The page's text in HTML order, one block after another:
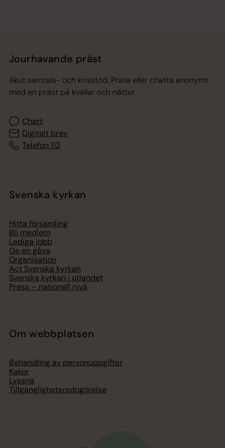
Jourhavande präst
Akut samtals- och krisstöd. Prata eller chatta anonymt
med en präst på kvällar och nätter.
Chatt
Digitalt brev
Telefon 112
Svenska kyrkan
Hitta församling
Bli medlem
Lediga jobb
Ge en gåva
Organisation
Act Svenska kyrkan
Svenska kyrkan i utlandet
Press – nationell nivå
Om webbplatsen
Behandling av personuppgifter
Kakor
Lyssna
Tillgänglighetsredogörelse